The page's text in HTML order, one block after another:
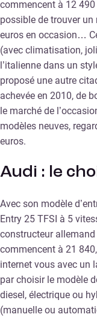
commencent à 12
possible de trouver
euros en occasion…
(avec climatisation,
l’italienne dans un
proposé une autre
achevée en 2010, de
le marché de
modèles neuves,
euros.
Audi : le
Avec son modèle
Entry 25 TFSI à 5
constructeur allemand
commencent à 21
internet vous avec un
par choisir le modèle
diesel, électrique ou
(manuelle ou